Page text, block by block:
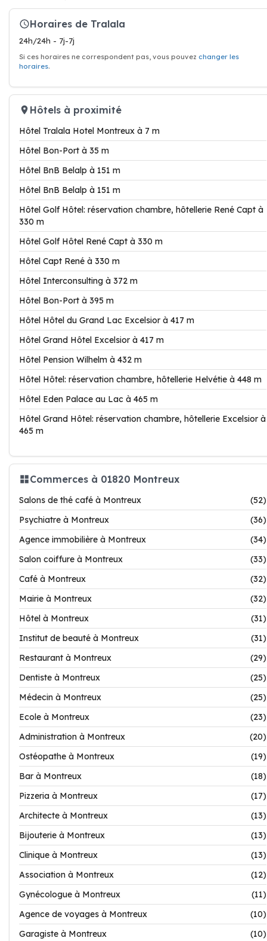
Horaires de Tralala
24h/24h - 7j-7j
Si ces horaires ne correspondent pas, vous pouvez changer les
horaires.
Hôtels à proximité
Hôtel Tralala Hotel Montreux à 7 m
Hôtel Bon-Port à 35 m
Hôtel BnB Belalp à 151 m
Hôtel BnB Belalp à 151 m
Hôtel Golf Hôtel: réservation chambre, hôtellerie René Capt à
330 m
Hôtel Golf Hôtel René Capt à 330 m
Hôtel Capt René à 330 m
Hôtel Interconsulting à 372 m
Hôtel Bon-Port à 395 m
Hôtel Hôtel du Grand Lac Excelsior à 417 m
Hôtel Grand Hôtel Excelsior à 417 m
Hôtel Pension Wilhelm à 432 m
Hôtel Hôtel: réservation chambre, hôtellerie Helvétie à 448 m
Hôtel Eden Palace au Lac à 465 m
Hôtel Grand Hôtel: réservation chambre, hôtellerie Excelsior à
465 m
Commerces à 01820 Montreux
Salons de thé café à Montreux
(52)
Psychiatre à Montreux
(36)
Agence immobilière à Montreux
(34)
Salon coiffure à Montreux
(33)
Café à Montreux
(32)
Mairie à Montreux
(32)
Hôtel à Montreux
(31)
Institut de beauté à Montreux
(31)
Restaurant à Montreux
(29)
Dentiste à Montreux
(25)
Médecin à Montreux
(25)
Ecole à Montreux
(23)
Administration à Montreux
(20)
Ostéopathe à Montreux
(19)
Bar à Montreux
(18)
Pizzeria à Montreux
(17)
Architecte à Montreux
(13)
Bijouterie à Montreux
(13)
Clinique à Montreux
(13)
Association à Montreux
(12)
Gynécologue à Montreux
(11)
Agence de voyages à Montreux
(10)
Garagiste à Montreux
(10)